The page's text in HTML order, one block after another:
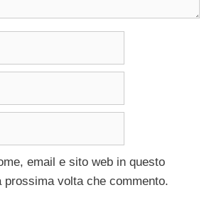
email e sito web in questo
prossima volta che commento.